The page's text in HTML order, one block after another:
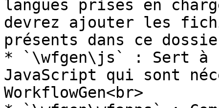
langues prises en
devrez ajouter les
présents dans ce
* `\wfgen\js` : Sert à
JavaScript qui sont
WorkflowGen<br>